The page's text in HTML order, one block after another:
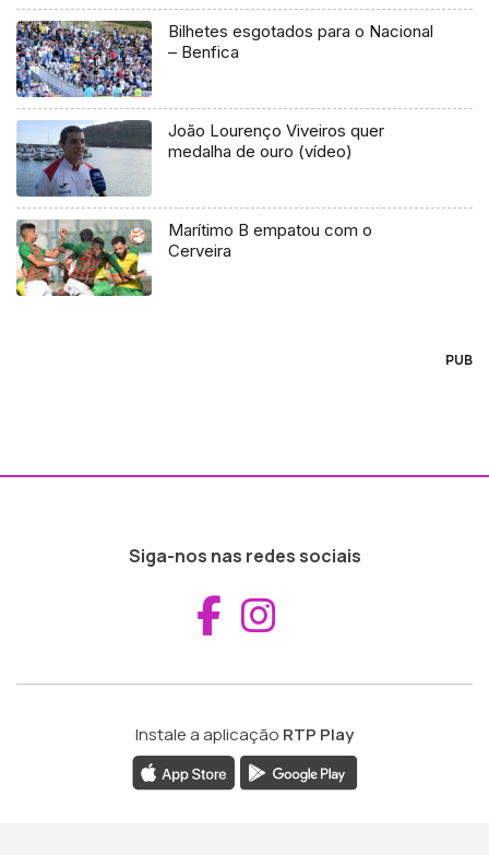
Bilhetes esgotados para o Nacional
– Benfica
João Lourenço Viveiros quer
medalha de ouro (vídeo)
Marítimo B empatou com o
Cerveira
PUB
Siga-nos nas redes sociais
Aceder ao
Instale a aplicação RTP Play